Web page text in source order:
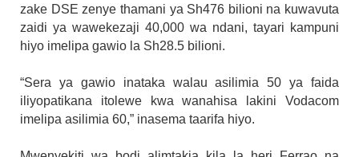
zake DSE zenye thamani ya Sh476 bilioni na kuwavuta
zaidi ya wawekezaji 40,000 wa ndani, tayari kampuni
hiyo imelipa gawio la Sh28.5 bilioni.
“Sera ya gawio inataka walau asilimia 50 ya faida
iliyopatikana itolewe kwa wanahisa lakini Vodacom
imelipa asilimia 60,” inasema taarifa hiyo.